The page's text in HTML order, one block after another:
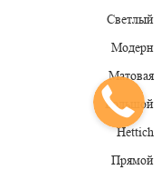
Светлый
Модерн
Матовая
Большой
Hettich
Прямой